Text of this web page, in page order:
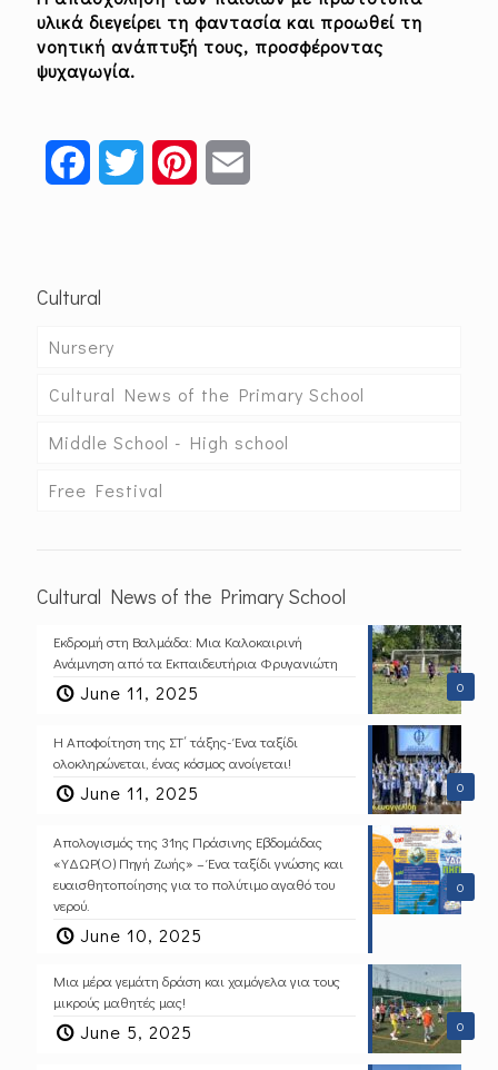
υλικά διεγείρει τη φαντασία και προωθεί τη
νοητική ανάπτυξή τους, προσφέροντας
ψυχαγωγία.
FacebookTwitter Pinterest
Cultural
Nursery
Cultural News of the Primary School
Middle School - High school
Free Festival
Cultural News of the Primary School
0
Εκδρομή στη Βαλμάδα: Μια Καλοκαιρινή
Ανάμνηση από τα Εκπαιδευτήρια Φρυγανιώτη
June 11, 2025
0
Η Αποφοίτηση της ΣΤ΄ τάξης- Ένα ταξίδι
ολοκληρώνεται, ένας κόσμος ανοίγεται!
June 11, 2025
0
Απολογισμός της 31ης Πράσινης Εβδομάδας
«ΥΔΩΡ(Ο) Πηγή Ζωής» – Ένα ταξίδι γνώσης και
ευαισθητοποίησης για το πολύτιμο αγαθό του
νερού.
June 10, 2025
0
Μια μέρα γεμάτη δράση και χαμόγελα για τους
μικρούς μαθητές μας!
June 5, 2025